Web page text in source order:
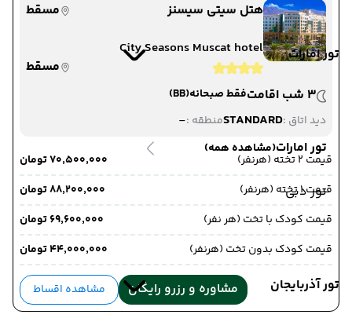
تور امارات
تور امارات(مشاهده همه)
تور دبی
تور آذربایجان
هتل سیتی سیسنز
مسقط
City Seasons Muscat hotel
مسقط
3 شب اقامت
فقط صبحانه(BB)
دید اتاق :STANDARDمنطقه :-
قیمت 2 تخته (هرنفر)
۷۰٬۵۰۰٬۰۰۰ تومان
قیمت 1 تخته (هرنفر)
۸۸٬۲۰۰٬۰۰۰ تومان
قیمت کودک با تخت (هر نفر)
۶۹٬۶۰۰٬۰۰۰ تومان
قیمت کودک بدون تخت (هرنفر)
۴۴٬۰۰۰٬۰۰۰ تومان
مشاوره و رزرو رایگان مشاهده اقساط